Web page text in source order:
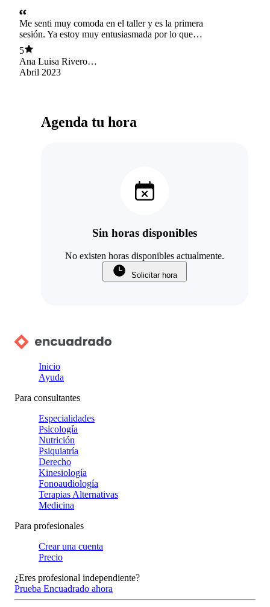
Me senti muy comoda en el taller y es la primera
sesión. Ya estoy muy entusiasmada por lo que se
vien
5
Ana Luisa Riveros
Salvatierra
Abril 2023
Agenda tu hora
Sin horas disponibles
No existen horas disponibles actualmente.
Solicitar hora
Inicio
Ayuda
Para consultantes
Especialidades
Psicología
Nutrición
Psiquiatría
Derecho
Kinesiología
Fonoaudiología
Terapias Alternativas
Medicina
Para profesionales
Crear una cuenta
Precio
¿Eres profesional independiente?
Prueba Encuadrado ahora